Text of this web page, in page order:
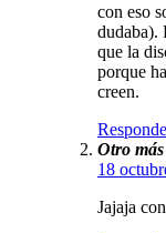
con eso
dudaba).
que la
porque
creen.
Otro más
18
Jajaja